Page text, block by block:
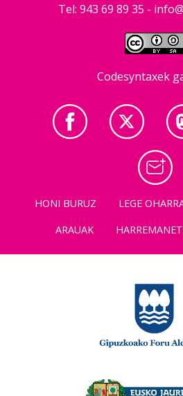
Tel: 943 69 89 35 -
Codesyntaxek
HONI BURUZ LEGE
ARAUAK